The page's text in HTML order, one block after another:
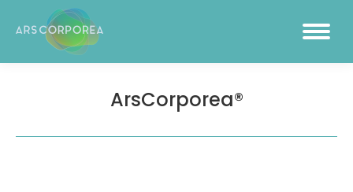
ArsCorporea®